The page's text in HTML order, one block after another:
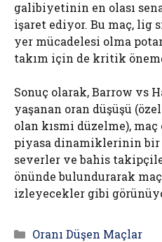
galibiyetinin en olası
işaret ediyor. Bu maç, lig
yer mücadelesi olma
takım için de kritik
Sonuç olarak, Barrow vs
yaşanan oran düşüşü
olan kısmi düzelme),
piyasa dinamiklerinin bir
severler ve bahis
önünde bulundurarak
izleyecekler gibi
Kategoriler
Oranı Düşen Maçlar